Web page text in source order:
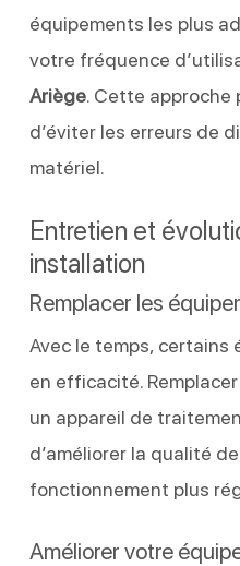
équipements les plus
votre fréquence
Ariège. Cette approche
d’éviter les erreurs de
matériel.
Entretien et
installation
Remplacer les
Avec le temps, certains
en efficacité.
un appareil de
d’améliorer la qualité
fonctionnement plus
Améliorer votre